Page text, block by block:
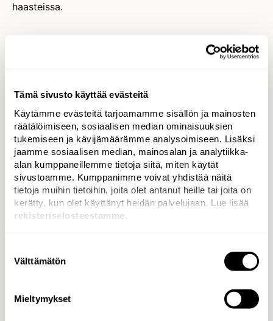
Tämä sivusto käyttää evästeitä
Käytämme evästeitä tarjoamamme sisällön ja mainosten
räätälöimiseen, sosiaalisen median ominaisuuksien
tukemiseen ja kävijämäärämme analysoimiseen. Lisäksi
jaamme sosiaalisen median, mainosalan ja analytiikka-
alan kumppaneillemme tietoja siitä, miten käytät
sivustoamme. Kumppanimme voivat yhdistää näitä
tietoja muihin tietoihin, joita olet antanut heille tai joita on
kerätty, kun olet käyttänyt heidän palvelujaan. Lue lisää
rekisteriselosteestamme
valinta
Välttämätön
Mieltymykset
haasteissa.
työn merkityksellisyydestä
Tavoitteen saavuttamiseksi viestintä kaipasi
rohkeutta ja näkemyksellisyyttä. Katse suunnattiin
suuriin yhteiskunnallisiin kysymyksiin, kuten
väestökehitykseen ja julkiseen talouteen. Sisällöissä
ei haluttu kaihtaa kunnille kipeitäkään aiheita, kuten
harvenevien maaseutukuntien tulevaisuutta tai sote-
uudistuksen moninaisia vaikutuksia, vaan tavoitteena
oli käydä keskustelua kaikista kuntien kohtaamista
Näkyvyyden kasvua ja